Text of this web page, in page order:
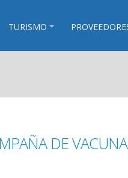
TURISMO
DE